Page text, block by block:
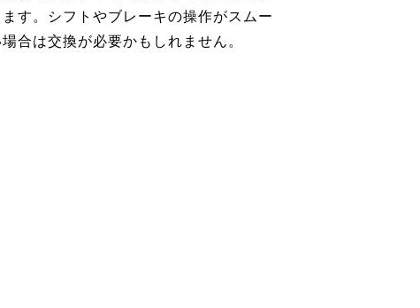
す。シフトやブレーキの操作がスムー
合は交換が必要かもしれません。